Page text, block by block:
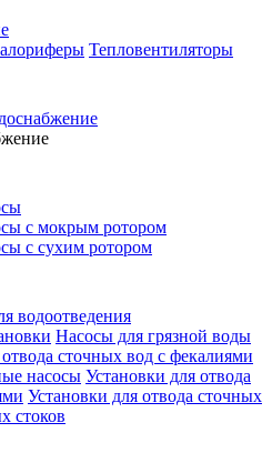
Тепловентиляторы
с мокрым ротором
с сухим ротором
водоотведения
Насосы для грязной воды
сточных вод c фекалиями
насосы Установки для отвода
Установки для отвода сточных
стоков